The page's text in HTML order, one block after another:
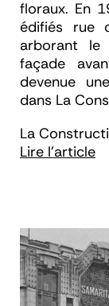
floraux. En
édifiés rue
arborant le
façade
devenue
dans La
La
Lire l'article